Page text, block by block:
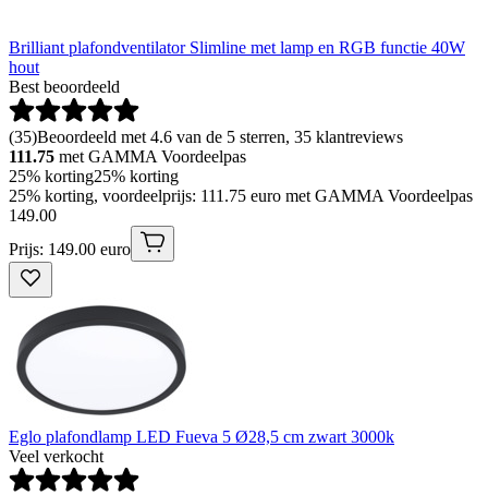
Brilliant plafondventilator Slimline met lamp en RGB functie 40W
hout
Best beoordeeld
(35)Beoordeeld met 4.6 van de 5 sterren, 35 klantreviews
111.75 met GAMMA Voordeelpas
25% korting25% korting
25% korting, voordeelprijs: 111.75 euro met GAMMA Voordeelpas
149.00
Prijs: 149.00 euro
Eglo plafondlamp LED Fueva 5 Ø28,5 cm zwart 3000k
Veel verkocht